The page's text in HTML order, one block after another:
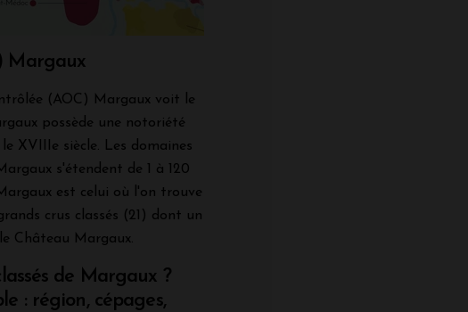
Margaux
(AOC) Margaux voit le
possède une notoriété
XVIIIe siècle. Les domaines
s'étendent de 1 à 120
est celui où l'on trouve
crus classés (21) dont un
Château Margaux.
de Margaux ?
: région, cépages,